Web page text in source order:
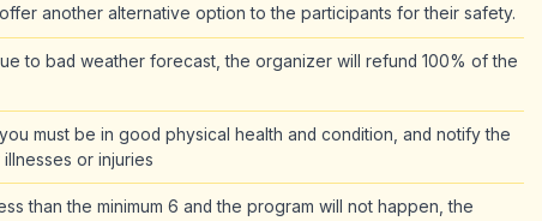
another alternative option to the participants for their safety.
to bad weather forecast, the organizer will refund 100% of the
must be in good physical health and condition, and notify the
or injuries
than the minimum 6 and the program will not happen, the